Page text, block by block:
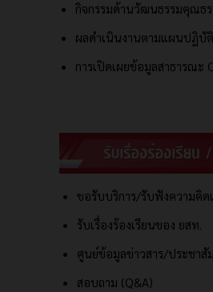
กิจกรรมด้านวัฒนธรรมคุณธร
ผลดำเนินงานตามแผนปฏิบั
การเปิดเผยข้อมูลสาธารณะ
ขอรับบริการ/รับฟังความคิ
รับเรื่องร้องเรียนของ ยสท.
ศูนย์ข้อมูลข่าวสาร/ประชาสั
สอบถาม (Q&A)